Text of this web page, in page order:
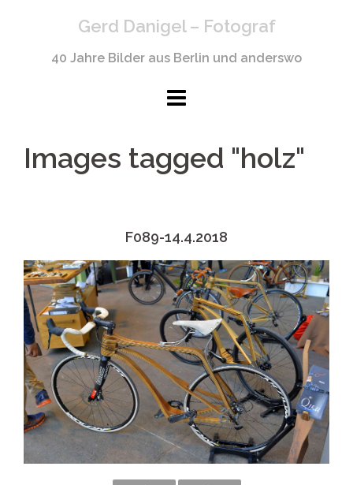
Gerd Danigel – Fotograf
40 Jahre Bilder aus Berlin und anderswo
Images tagged "holz"
F089-14.4.2018